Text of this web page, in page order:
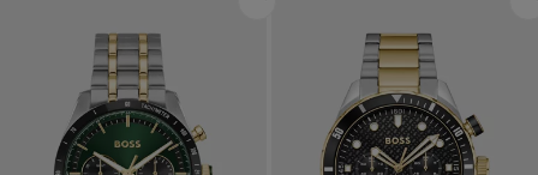
Login / Registar
Favorito (Artigos)